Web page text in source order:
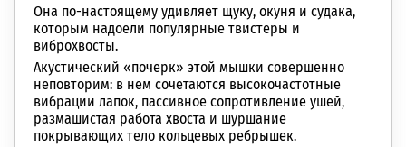
Она по-настоящему удивляет щуку, окуня и судака,
которым надоели популярные твистеры и
виброхвосты.
Акустический «почерк» этой мышки совершенно
неповторим: в нем сочетаются высокочастотные
вибрации лапок, пассивное сопротивление ушей,
размашистая работа хвоста и шуршание
покрывающих тело кольцевых ребрышек.